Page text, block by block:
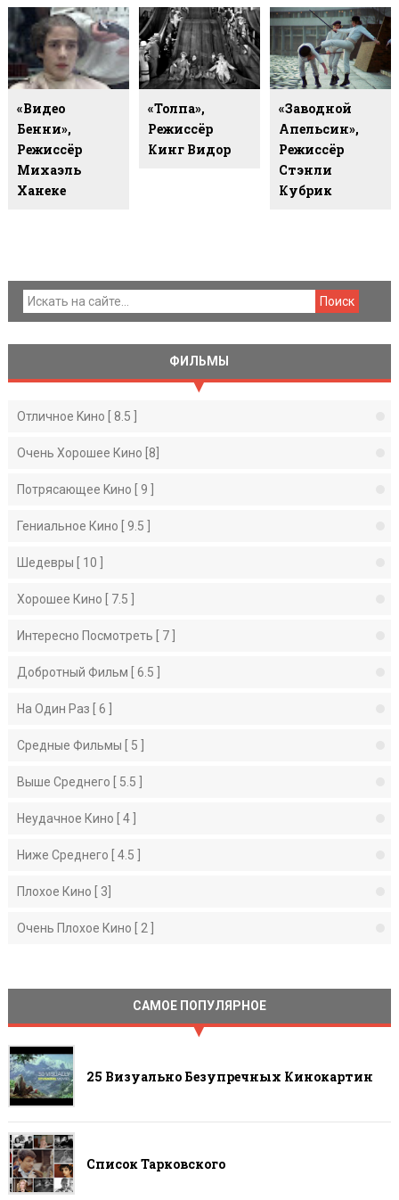
«Видео
Бенни»,
Режиссёр
Михаэль
Ханеке
«Толпа»,
Режиссёр
Кинг Видор
«Заводной
Апельсин»,
Режиссёр
Стэнли
Кубрик
ФИЛЬМЫ
Отличное Kино [ 8.5 ]
Очень Хорошее Кино [8]
Потрясающее Kино [ 9 ]
Гениальное Кино [ 9.5 ]
Шедевры [ 10 ]
Хорошее Кино [ 7.5 ]
Интересно Посмотреть [ 7 ]
Добротный Фильм [ 6.5 ]
На Один Раз [ 6 ]
Средные Фильмы [ 5 ]
Выше Среднего [ 5.5 ]
Неудачное Кино [ 4 ]
Ниже Среднего [ 4.5 ]
Плохое Кино [ 3]
Очень Плохое Кино [ 2 ]
САМОЕ ПОПУЛЯРНОЕ
25 Визуально Безупречных Кинокартин
Список Тарковского